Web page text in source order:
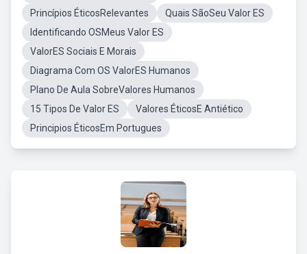
Princípios ÉticosRelevantes
Quais SãoSeu Valor ES
Identificando OSMeus Valor ES
ValorES Sociais E Morais
Diagrama Com OS ValorES Humanos
Plano De Aula SobreValores Humanos
15 Tipos De Valor ES
Valores ÉticosE Antiético
Principios ÉticosEm Portugues